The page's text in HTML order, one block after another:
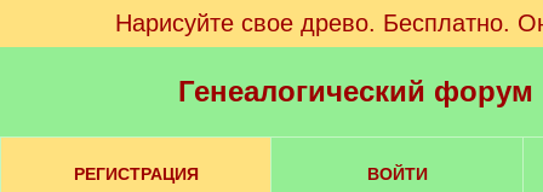
Нарисуйте свое древо. Бесплатно.
Генеалогический
РЕГИСТРАЦИЯ ВОЙТИ